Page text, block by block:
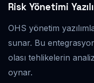
Risk Yönetimi
OHS yönetim
sunar. Bu
olası tehlikelerin
oynar.